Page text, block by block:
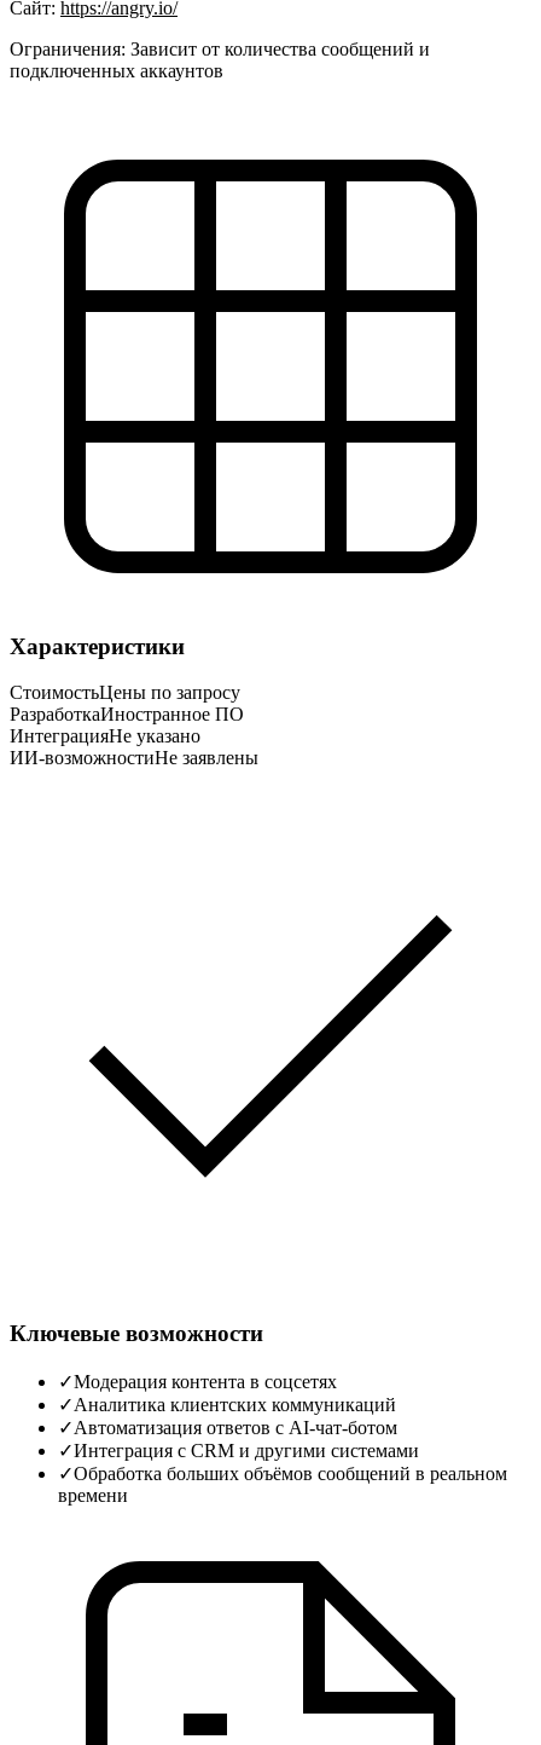
Сайт: https://angry.io/
Ограничения: Зависит от количества сообщений и
подключенных аккаунтов
Характеристики
СтоимостьЦены по запросу
РазработкаИностранное ПО
ИнтеграцияНе указано
ИИ-возможностиНе заявлены
Ключевые возможности
✓Модерация контента в соцсетях
✓Аналитика клиентских коммуникаций
✓Автоматизация ответов с AI‑чат‑ботом
✓Интеграция с CRM и другими системами
✓Обработка больших объёмов сообщений в реальном
времени